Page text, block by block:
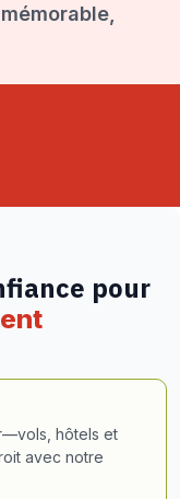
pour
hôtels et
avec notre